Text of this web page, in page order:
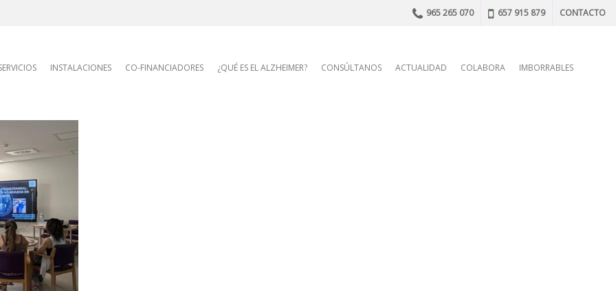
965 265 070 657 915 879 CONTACTO
INSTALACIONES CO-FINANCIADORES ¿QUÉ ES EL ALZHEIMER? CONSÚLTANOS ACTUALIDAD COLABORA IMBORRABLES